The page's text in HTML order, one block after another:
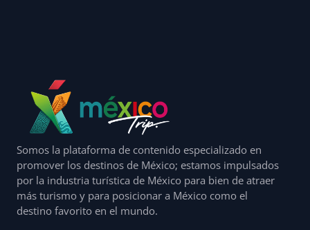
Somos la plataforma de contenido especializado en
promover los destinos de México; estamos impulsados
por la industria turística de México para bien de atraer
más turismo y para posicionar a México como el
destino favorito en el mundo.